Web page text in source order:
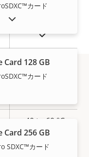
○
○
-40 to 60 °C
カード
Card 128 GB
カード
Card 256 GB
SDXC™カード